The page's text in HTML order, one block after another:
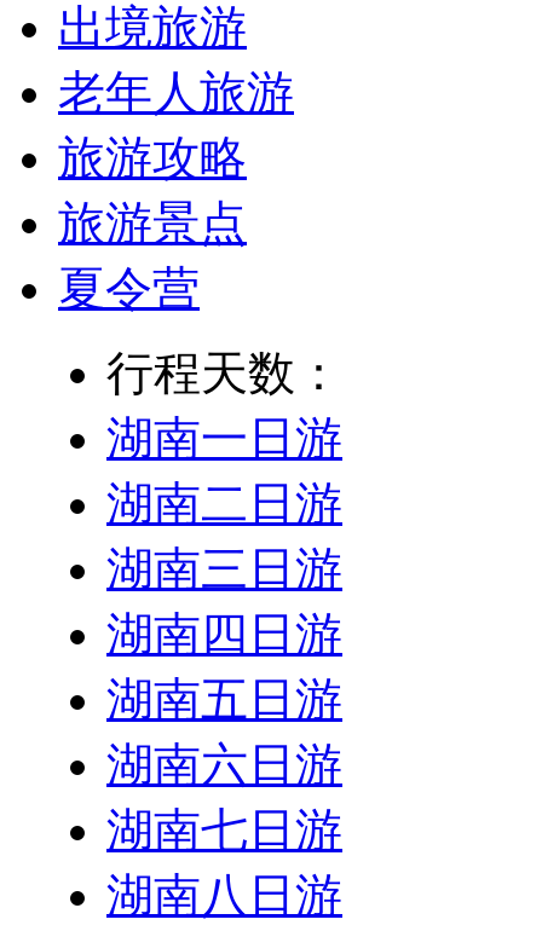
出境旅游
老年人旅游
旅游攻略
旅游景点
夏令营
行程天数：
湖南一日游
湖南二日游
湖南三日游
湖南四日游
湖南五日游
湖南六日游
湖南七日游
湖南八日游